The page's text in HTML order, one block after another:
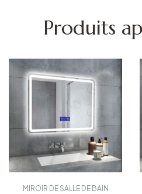
Produits
MIROIR DE SALLE DE BAIN